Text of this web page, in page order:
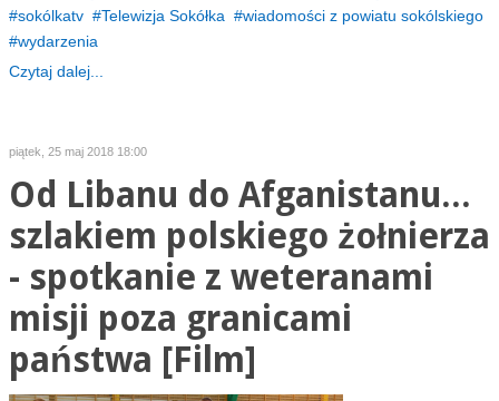
sokólkatv
Telewizja Sokółka
wiadomości z powiatu sokólskiego
wydarzenia
Czytaj dalej...
piątek, 25 maj 2018 18:00
Od Libanu do Afganistanu...
szlakiem polskiego żołnierza
- spotkanie z weteranami
misji poza granicami
państwa [Film]